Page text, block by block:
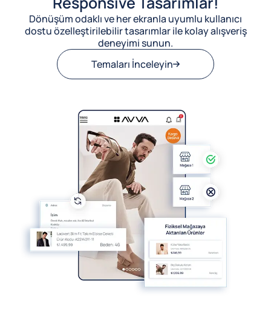
Dönüşüm odaklı ve her ekranla uyumlu kullanıcı
dostu özelleştirilebilir tasarımlar ile kolay alışveriş
deneyimi sunun.
Temaları İnceleyin